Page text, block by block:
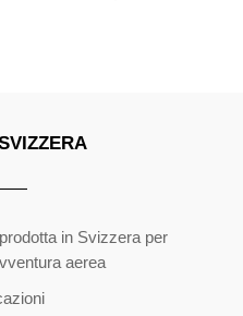
in Svizzera per
aerea